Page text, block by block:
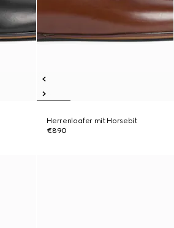
Herrenloafer mit Horsebit
€890